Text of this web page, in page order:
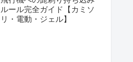
ルール完全ガイド【カミソ
リ・電動・ジェル】